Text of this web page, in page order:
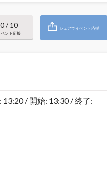
0/ 10
ント応援
シェアでイベント応援
/ 開始: 13:30 / 終了: